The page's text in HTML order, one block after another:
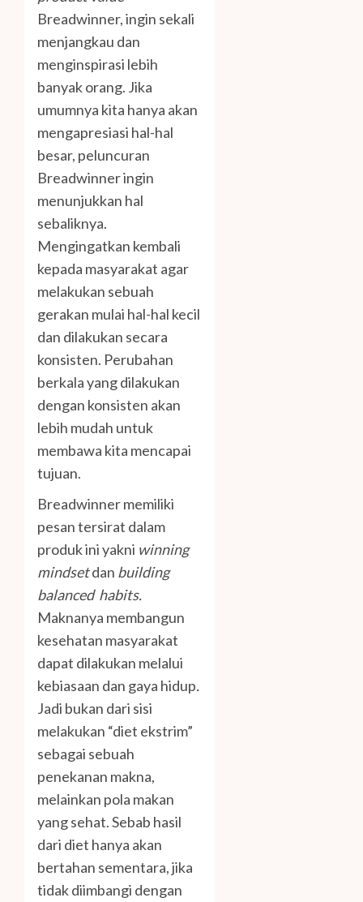
Breadwinner, ingin sekali
menjangkau dan
menginspirasi lebih
banyak orang. Jika
umumnya kita hanya akan
mengapresiasi hal-hal
besar, peluncuran
Breadwinner ingin
menunjukkan hal
sebaliknya.
Mengingatkan kembali
kepada masyarakat agar
melakukan sebuah
gerakan mulai hal-hal kecil
dan dilakukan secara
konsisten. Perubahan
berkala yang dilakukan
dengan konsisten akan
lebih mudah untuk
membawa kita mencapai
tujuan.
Breadwinner memiliki
pesan tersirat dalam
produk ini yakni winning
mindsetdan building
balanced habits.
Maknanya membangun
kesehatan masyarakat
dapat dilakukan melalui
kebiasaan dan gaya hidup.
Jadi bukan dari sisi
melakukan “diet ekstrim”
sebagai sebuah
penekanan makna,
melainkan pola makan
yang sehat. Sebab hasil
dari diet hanya akan
bertahan sementara, jika
tidak diimbangi dengan